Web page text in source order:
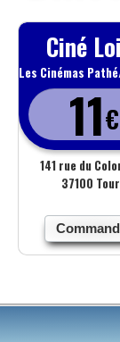
Ciné
Les Cinémas
11€
141 rue du
37100